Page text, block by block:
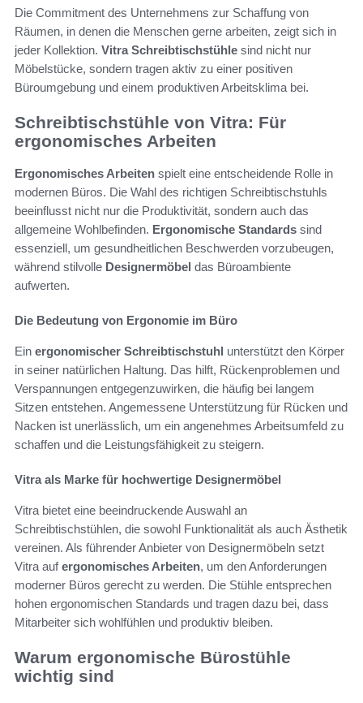
Die Commitment des Unternehmens zur Schaffung von
Räumen, in denen die Menschen gerne arbeiten, zeigt sich in
jeder Kollektion. Vitra Schreibtischstühle sind nicht nur
Möbelstücke, sondern tragen aktiv zu einer positiven
Büroumgebung und einem produktiven Arbeitsklima bei.
Schreibtischstühle von Vitra: Für
ergonomisches Arbeiten
Ergonomisches Arbeiten spielt eine entscheidende Rolle in
modernen Büros. Die Wahl des richtigen Schreibtischstuhls
beeinflusst nicht nur die Produktivität, sondern auch das
allgemeine Wohlbefinden. Ergonomische Standards sind
essenziell, um gesundheitlichen Beschwerden vorzubeugen,
während stilvolle Designermöbel das Büroambiente
aufwerten.
Die Bedeutung von Ergonomie im Büro
Ein ergonomischer Schreibtischstuhl unterstützt den Körper
in seiner natürlichen Haltung. Das hilft, Rückenproblemen und
Verspannungen entgegenzuwirken, die häufig bei langem
Sitzen entstehen. Angemessene Unterstützung für Rücken und
Nacken ist unerlässlich, um ein angenehmes Arbeitsumfeld zu
schaffen und die Leistungsfähigkeit zu steigern.
Vitra als Marke für hochwertige Designermöbel
Vitra bietet eine beeindruckende Auswahl an
Schreibtischstühlen, die sowohl Funktionalität als auch Ästhetik
vereinen. Als führender Anbieter von Designermöbeln setzt
Vitra aufergonomisches Arbeiten, um den Anforderungen
moderner Büros gerecht zu werden. Die Stühle entsprechen
hohen ergonomischen Standards und tragen dazu bei, dass
Mitarbeiter sich wohlfühlen und produktiv bleiben.
Warum ergonomische Bürostühle
wichtig sind